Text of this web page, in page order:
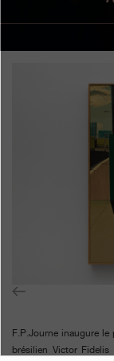
Boutiques
Contact
Rechercher
F.P.Journe inaugure le
brésilien Victor